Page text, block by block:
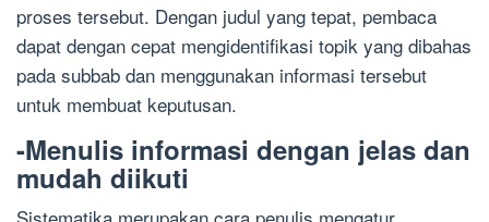
proses tersebut. Dengan judul yang tepat, pembaca
dapat dengan cepat mengidentifikasi topik yang dibahas
pada subbab dan menggunakan informasi tersebut
untuk membuat keputusan.
-Menulis informasi dengan jelas dan
mudah diikuti